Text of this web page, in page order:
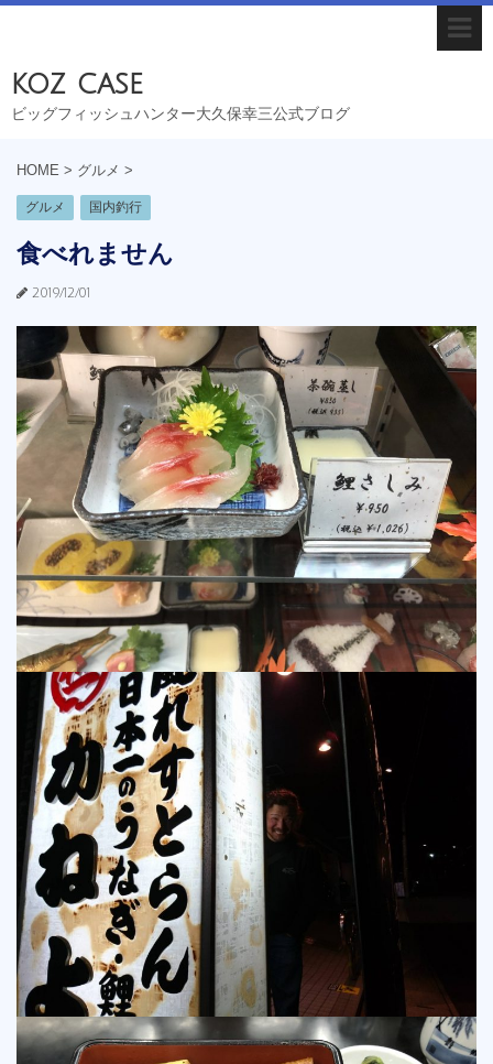
koz case
ビッグフィッシュハンター大久保幸三公式ブログ
HOME > グルメ >
グルメ 国内釣行
食べれません
2019/12/01